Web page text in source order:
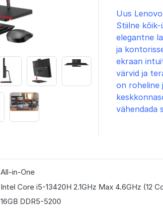
Uus
Stiilne kõik-
elegantne
ja
ekraan
värvid ja
on roheline
vähendada
All-in-One
Intel Core i5-13420H 2.1GHz Max 4.6GHz (12
16GB DDR5-5200